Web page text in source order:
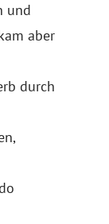
und
aber
durch